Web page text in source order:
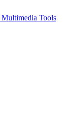
Multimedia Tools